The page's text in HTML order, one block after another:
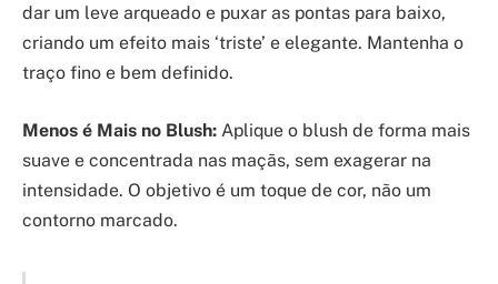
dar um leve arqueado e puxar as pontas para baixo,
criando um efeito mais ‘triste’ e elegante. Mantenha o
traço fino e bem definido.
Menos é Mais no Blush: Aplique o blush de forma mais
suave e concentrada nas maçãs, sem exagerar na
intensidade. O objetivo é um toque de cor, não um
contorno marcado.